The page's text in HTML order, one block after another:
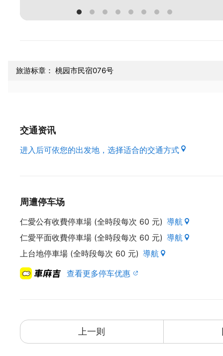
旅游标章： 桃园市民宿076号
交通资讯
进入后可依您的出发地，选择适合的交通方式
周遭停车场
仁愛公有收費停車場 (全時段每次 60 元) 導航
仁愛平面收費停車場 (全時段每次 60 元) 導航
上台地停車場 (全時段每次 60 元) 導航
查看更多停车优惠
上一则